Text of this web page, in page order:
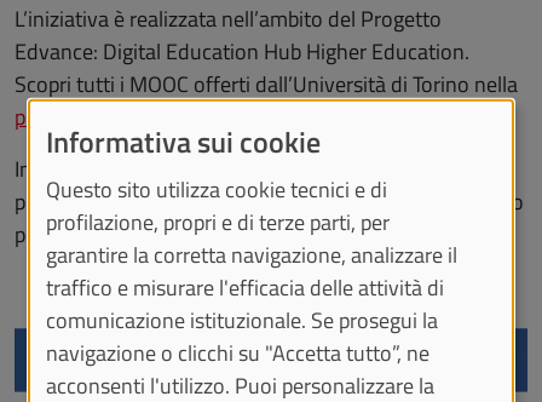
L’iniziativa è realizzata nell’ambito del Progetto
Edvance: Digital Education Hub Higher Education.
Scopri tutti i MOOC offerti dall’Università di Torino nella
piattaforma dedicata
Inoltre, se sei uno studente UniTo, dal 18 al 25 giugno
puoi partecipare al Contest Edvance e vincere uno zaino
personallizzato.
Informativa sui cookie
Questo sito utilizza cookie tecnici e di
profilazione, propri e di terze parti, per
garantire la corretta navigazione, analizzare il
traffico e misurare l'efficacia delle attività di
comunicazione istituzionale. Se prosegui la
navigazione o clicchi su "Accetta tutto”, ne
acconsenti l'utilizzo. Puoi personalizzare la